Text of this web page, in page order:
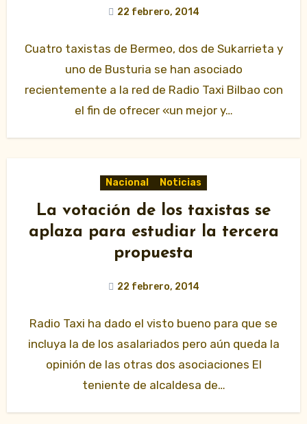
22 febrero, 2014
Cuatro taxistas de Bermeo, dos de Sukarrieta y
uno de Busturia se han asociado
recientemente a la red de Radio Taxi Bilbao con
el fin de ofrecer «un mejor y…
Nacional Noticias
La votación de los taxistas se
aplaza para estudiar la tercera
propuesta
22 febrero, 2014
Radio Taxi ha dado el visto bueno para que se
incluya la de los asalariados pero aún queda la
opinión de las otras dos asociaciones El
teniente de alcaldesa de…